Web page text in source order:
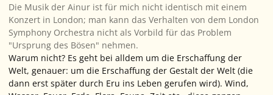
Die Musik der Ainur ist für mich nicht identisch mit einem
Konzert in London; man kann das Verhalten von dem London
Symphony Orchestra nicht als Vorbild für das Problem
"Ursprung des Bösen" nehmen.
Warum nicht? Es geht bei alldem um die Erschaffung der
Welt, genauer: um die Erschaffung der Gestalt der Welt (die
dann erst später durch Eru ins Leben gerufen wird). Wind,